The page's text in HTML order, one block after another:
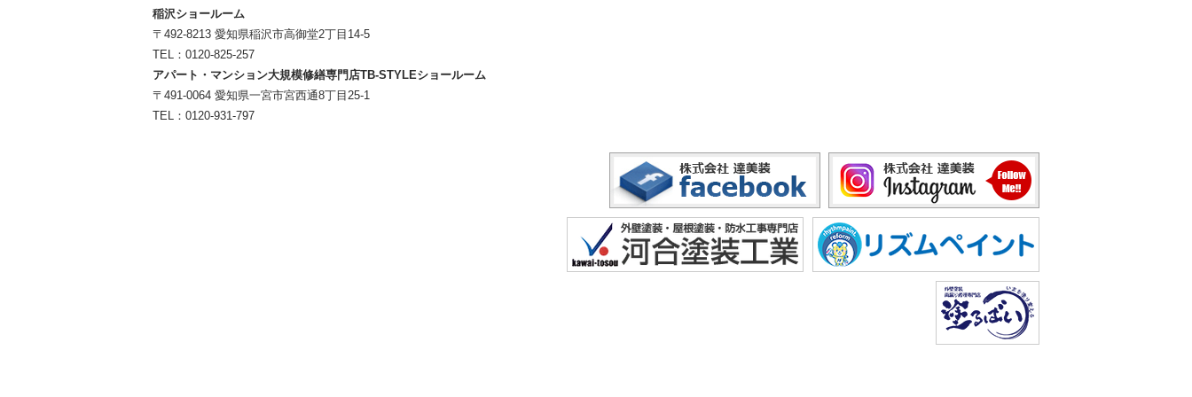
稲沢ショールーム
〒492-8213 愛知県稲沢市高御堂2丁目14-5
TEL： 0120-825-257
アパート・マンション大規模修繕専門店TB-STYLEショールーム
〒491-0064 愛知県一宮市宮西通8丁目25-1
TEL： 0120-931-797